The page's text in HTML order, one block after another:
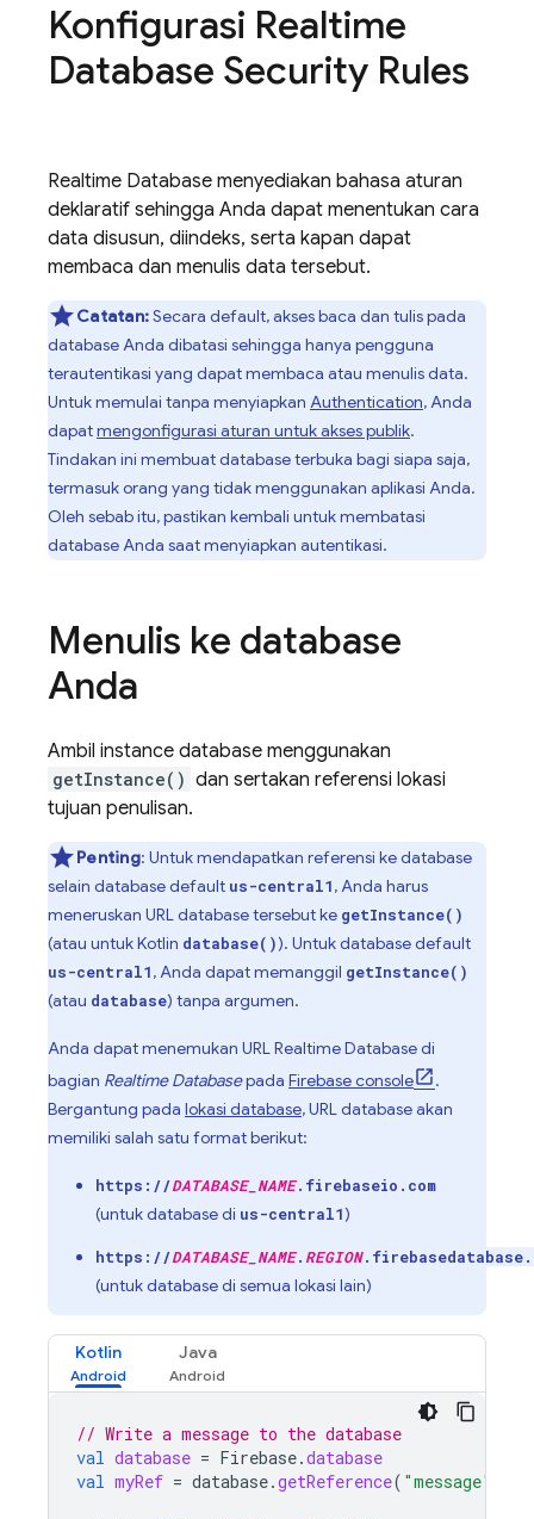
Konfigurasi Realtime
Database Security Rules
Realtime Database menyediakan bahasa aturan
deklaratif sehingga Anda dapat menentukan cara
data disusun, diindeks, serta kapan dapat
membaca dan menulis data tersebut.
Catatan:Secara default, akses baca dan tulis pada
database Anda dibatasi sehingga hanya pengguna
terautentikasi yang dapat membaca atau menulis data.
Untuk memulai tanpa menyiapkan Authentication, Anda
dapatmengonfigurasi aturan untuk akses publik.
Tindakan ini membuat database terbuka bagi siapa saja,
termasuk orang yang tidak menggunakan aplikasi Anda.
Oleh sebab itu, pastikan kembali untuk membatasi
database Anda saat menyiapkan autentikasi.
Menulis ke database
Anda
Ambil instance database menggunakan
getInstance() dan sertakan referensi lokasi
tujuan penulisan.
Penting: Untuk mendapatkan referensi ke database
selain database default us-central1, Anda harus
meneruskan URL database tersebut ke getInstance()
(atau untuk Kotlin database()). Untuk database default
us-central1, Anda dapat memanggil getInstance()
(atau database) tanpa argumen.
Anda dapat menemukan URLRealtime Databasedi
bagian Realtime Databasepada Firebaseconsole
.
Bergantung pada lokasi database, URL database akan
memiliki salah satu format berikut:
https://DATABASE_NAME.firebaseio.com
(untuk database di us-central1)
https://DATABASE_NAME. REGION
(untuk database di semua lokasi lain)
Kotlin Java
// Write a message to the database
val database = Firebase.database
val myRef = database.getReference( "message"